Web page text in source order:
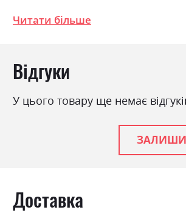
Колір (Фасад):
Колір (Корпус):
Колір матеріалу
дуб крафт/
лакована
Читати більше
Відгуки
У цього товару ще немає
Доставка